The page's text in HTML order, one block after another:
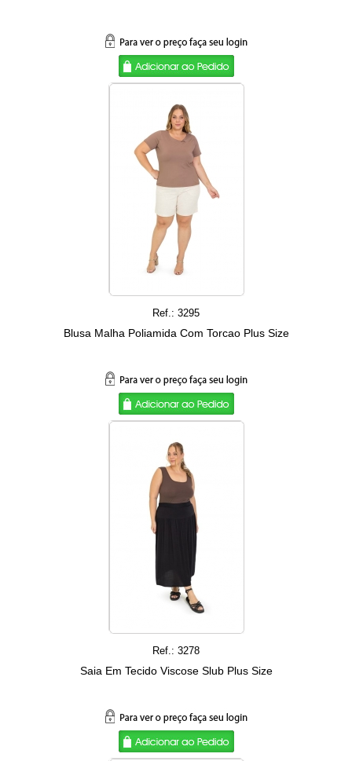
Ref.: 3295
Blusa Malha Poliamida Com Torcao Plus Size
Ref.: 3278
Saia Em Tecido Viscose Slub Plus Size